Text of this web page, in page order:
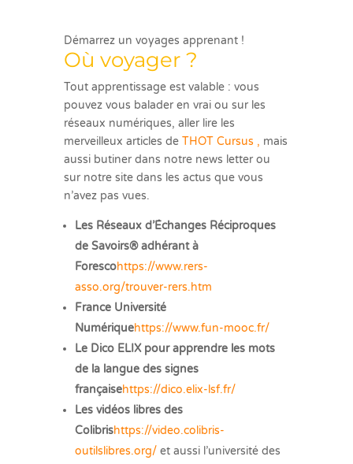
Démarrez un voyages apprenant !
Où voyager ?
Tout apprentissage est valable : vous
pouvez vous balader en vrai ou sur les
réseaux numériques, aller lire les
merveilleux articles de THOT Cursus , mais
aussi butiner dans notre news letter ou
sur notre site dans les actus que vous
n’avez pas vues.
Les Réseaux d’Échanges Réciproques
de Savoirs® adhérant à
Forescohttps://www.rers-
asso.org/trouver-rers.htm
France Université
Numériquehttps://www.fun-mooc.fr/
Le Dico ELIX pour apprendre les mots
de la langue des signes
françaisehttps://dico.elix-lsf.fr/
Les vidéos libres des
Colibrishttps://video.colibris-
outilslibres.org/et aussi l’université des